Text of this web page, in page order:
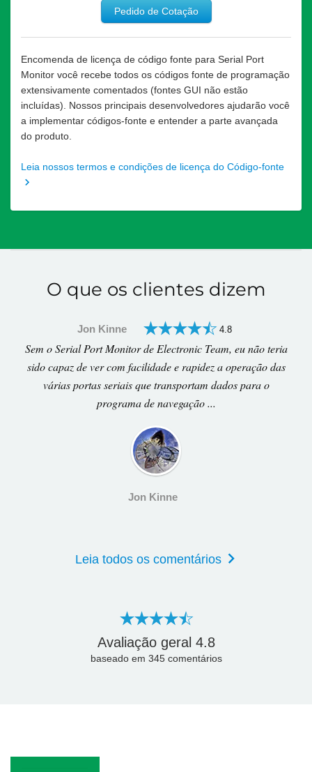
Pedido de Cotação
Encomenda de licença de código fonte para Serial Port
Monitor você recebe todos os códigos fonte de programação
extensivamente comentados (fontes GUI não estão
incluídas). Nossos principais desenvolvedores ajudarão você
a implementar códigos-fonte e entender a parte avançada
do produto.
Leia nossos termos e condições de licença do Código-fonte
O que os clientes dizem
Jon Kinne 4.8
Sem o Serial Port Monitor de Electronic Team, eu não teria
sido capaz de ver com facilidade e rapidez a operação das
várias portas seriais que transportam dados para o
programa de navegação ...
Jon Kinne
Leia todos os comentários
Avaliação geral 4.8
baseado em 345сomentários